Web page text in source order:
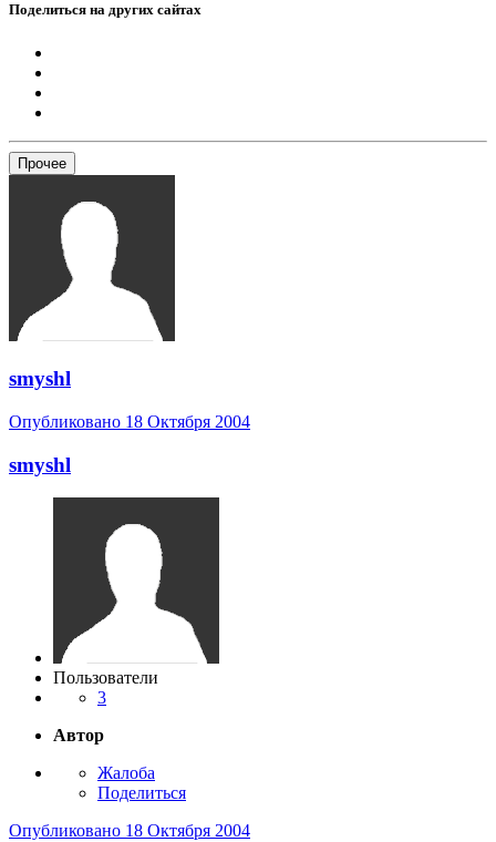
Поделиться на других сайтах
Прочее
smyshl
Опубликовано 18 Октября 2004
smyshl
Пользователи
3
Автор
Жалоба
Поделиться
Опубликовано 18 Октября 2004